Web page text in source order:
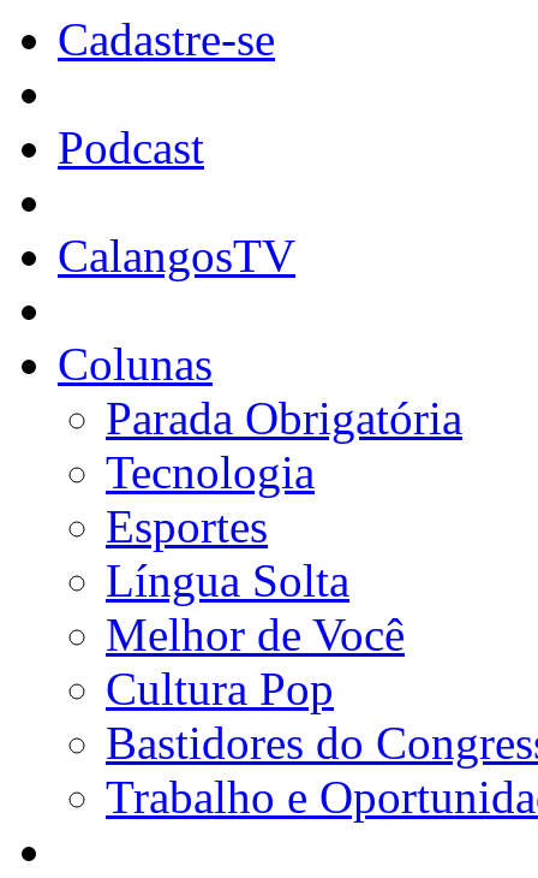
Cadastre-se
Podcast
CalangosTV
Colunas
Parada Obrigatória
Tecnologia
Esportes
Língua Solta
Melhor de Você
Cultura Pop
Bastidores do
Trabalho e